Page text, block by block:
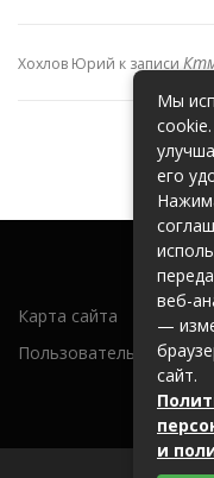
Хохлов Юрий к записи
Карта сайта
Пользовательское
Мы
его
веб-
—
сайт.
и